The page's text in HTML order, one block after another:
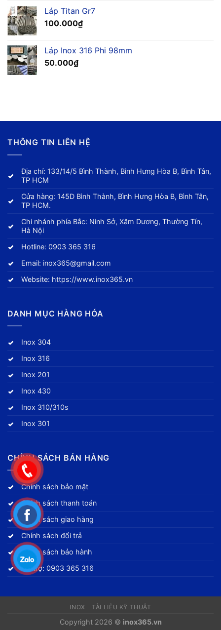
Láp Titan Gr7
100.000₫
Láp Inox 316 Phi 98mm
50.000₫
THÔNG TIN LIÊN HỆ
Địa chỉ: 133/14/5 Bình Thành, Bình Hưng Hòa B, Bình Tân,
TP HCM
Cửa hàng: 145D Bình Thành, Bình Hưng Hòa B, Bình Tân,
TP HCM.
Chi nhánh phía Bắc: Ninh Sở, Xâm Dương, Thường Tín,
Hà Nội
Hotline:0903 365 316
Email: inox365@gmail.com
Website: https://www.inox365.vn
DANH MỤC HÀNG HÓA
Inox 304
Inox 316
Inox 201
Inox 430
Inox 310/310s
Inox 301
CHÍNH SÁCH BÁN HÀNG
Chính sách bảo mật
Chính sách thanh toán
Chính sách giao hàng
Chính sách đổi trả
Chính sách bảo hành
Hỗ trợ: 0903 365 316
INOX TÀI LIỆU KỸ THUẬT
Copyright 2026 © inox365.vn